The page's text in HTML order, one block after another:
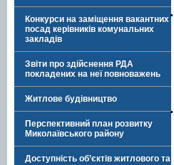
Конкурси на заміщення вакантних
посад керівників комунальних
закладів
Звіти про здійснення РДА
покладених на неї повноважень
Житлове будівництво
Перспективний план розвитку
Миколаївського району
Доступність об’єктів житлового та
·
·